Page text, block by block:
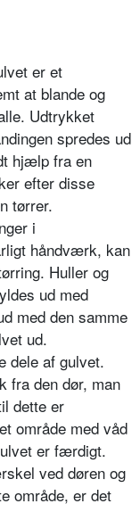
er et
at blande og
Udtrykket
spredes ud
hjælp fra en
efter disse
tørrer.
i
håndværk, kan
Huller og
ud med
med den samme
ud.
dele af gulvet.
fra den dør, man
dette er
område med våd
er færdigt.
ved døren og
område, er det